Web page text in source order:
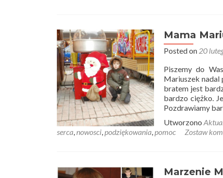
Mama
Posted on 20
Piszemy do
Mariuszek nadal
bratem jest
bardzo ciężko.
Pozdrawiamy
Utworzono
serca,nowosci,podziękowania,pomoc Zostaw
Marzenie